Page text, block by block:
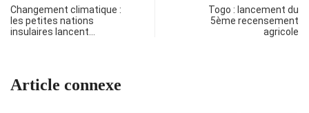
Changement climatique :
les petites nations
insulaires lancent…
Togo : lancement du
5ème recensement
agricole
Article connexe